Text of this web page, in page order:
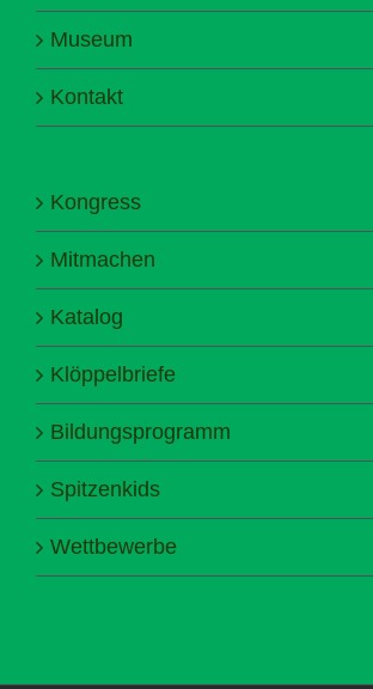
Museum
Kontakt
Kongress
Mitmachen
Katalog
Klöppelbriefe
Bildungsprogramm
Spitzenkids
Wettbewerbe